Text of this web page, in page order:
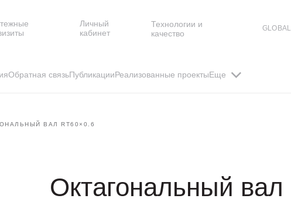
Личный
кабинет
Технологии и
качество
GLOBAL
Обратная связьПубликацииРеализованные проектыЕще
ВАЛ RT60×0.6
Октагональный вал